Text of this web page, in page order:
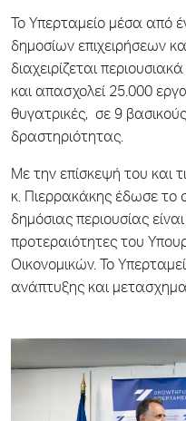
Το Υπερταμείο μέσα από
δημοσίων επιχειρήσεων
διαχειρίζεται
και απασχολεί 25.000
θυγατρικές, σε 9
δραστηριότητας.
Με την επίσκεψή του και
κ. Πιερρακάκης έδωσε το
δημόσιας περιουσίας
προτεραιότητες του
Οικονομικών. Το
ανάπτυξης και